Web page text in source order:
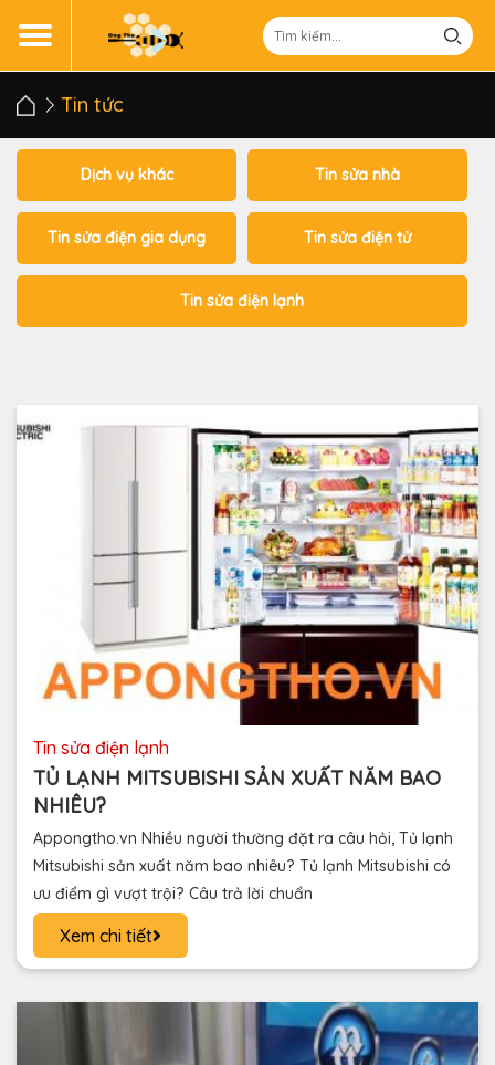
Tin tức
Dịch vụ khác Tin sửa nhà
Tin sửa điện gia dụng Tin sửa điện tử
Tin sửa điện lạnh
tin sửa điện lạnh
TỦ LẠNH MITSUBISHI SẢN XUẤT NĂM BAO
NHIÊU?
Appongtho.vn Nhiều người thường đặt ra câu hỏi, Tủ lạnh
Mitsubishi sản xuất năm bao nhiêu? Tủ lạnh Mitsubishi có
ưu điểm gì vượt trội? Câu trả lời chuẩn
Xem chi tiết